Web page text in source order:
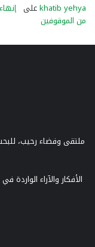
khatib yehyaعلى
من الموقوفين
ملتقى وفضاء رحيب،
الأفكار والآراء الواردة